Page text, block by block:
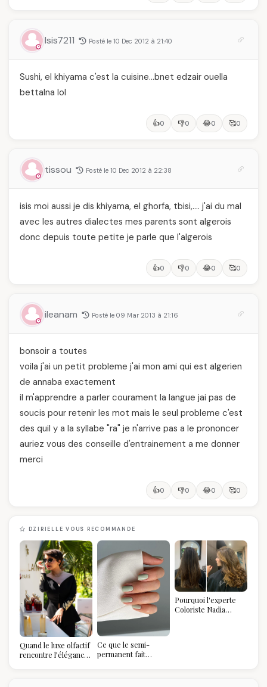
Isis7211 Posté le 10 Dec 2012 à 21:40
Sushi, el khiyama c'est la cuisine…bnet edzair ouella
bettalna lol
👍0 👎0 😂0 🥰0
tissou Posté le 10 Dec 2012 à 22:38
isis moi aussi je dis khiyama, el ghorfa, tbisi,…. j'ai du mal
avec les autres dialectes mes parents sont algerois
donc depuis toute petite je parle que l'algerois
👍0 👎0 😂0 🥰0
ileanam Posté le 09 Mar 2013 à 21:16
bonsoir a toutes
voila j'ai un petit probleme j'ai mon ami qui est algerien
de annaba exactement
il m'apprendre a parler courament la langue jai pas de
soucis pour retenir les mot mais le seul probleme c'est
des quil y a la syllabe "ra" je n'arrive pas a le prononcer
auriez vous des conseille d'entrainement a me donner
merci
👍0 👎0 😂0 🥰0
DZIRIELLE VOUS RECOMMANDE
Quand le luxe olfactif
rencontre l’élégance
Ce que le semi-
permanent fait
Pourquoi l'experte
Coloriste Nadia